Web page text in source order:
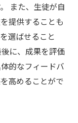
また、生徒が自
提供することも
選ばせること
に、成果を評価
的なフィードバ
高めることがで